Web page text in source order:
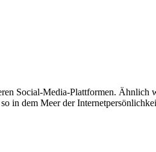
Social-Media-Plattformen.
dem Meer der